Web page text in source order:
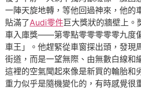
一陣天旋地轉，等他回過神來，他的
貼滿了Audi零件巨大獎狀的牆壁上。
車入庫獎——第零點零零零零零九度
車王」。他趕緊從車窗探出頭，發現
街道，而是一望無際、由無數白線和
這裡的空氣聞起來像是新買的輪胎和
重力似乎是隨機變化的，有時感覺很